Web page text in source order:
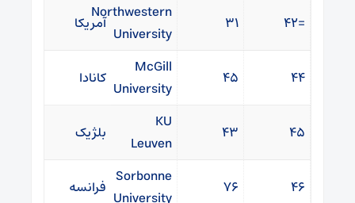
=۴۲ ۳۱
Northwestern
University آمریکا
۴۴ ۴۵
McGill
University کانادا
۴۵ ۴۳
KU
Leuven
بلژیک
۴۶ ۷۶
Sorbonne
University فرانسه